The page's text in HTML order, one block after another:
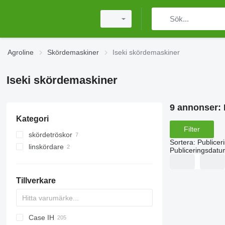
Agroline Skördemaskiner Iseki skördemaskiner
Iseki skördemaskiner
Kategori
skördetröskor
linskördare
Tillverkare
CM
Spartan
Case IH
9 annonser:
Filter
Sortera: